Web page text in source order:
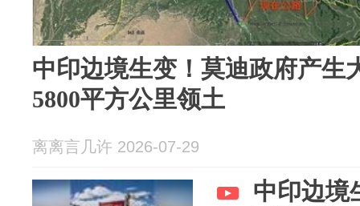
中印边境生变！莫迪政府产生
5800平方公里领土
离离言几许 2026-07-29
中印边境